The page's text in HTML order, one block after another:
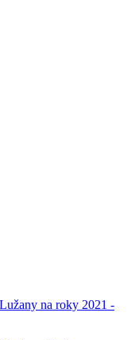
na roky 2021 -